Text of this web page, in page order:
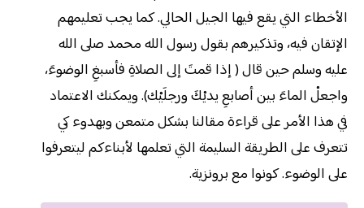
الأخطاء التي يقع فيها الجيل الحالي. كما يجب تعليمهم
الإتقان فيه، وتذكيرهم بقول رسول الله محمد صلى الله
عليه وسلم حين قال ( إذا قمتَ إلى الصلاةِ فأسبغِ الوضوءَ،
واجعلْ الماءَ بين أصابعِ يديْكَ ورجلَيْك). ويمكنك الاعتماد
في هذا الأمر على قراءة مقالنا بشكل متمعن وبهدوء كي
تتعرف على الطريقة السليمة التي تعلمها لأبناءكم ليتعرفوا
على الوضوء. كونوا مع برونزية.